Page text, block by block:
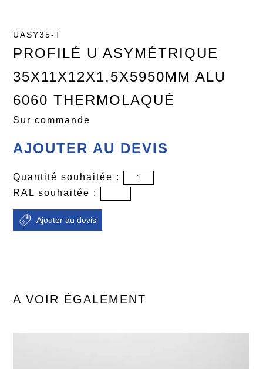
UASY35-T
PROFILÉ U ASYMÉTRIQUE
35X11X12X1,5X5950MM ALU
6060 THERMOLAQUÉ
Sur commande
AJOUTER AU DEVIS
Quantité souhaitée :
RAL souhaitée :
A VOIR ÉGALEMENT